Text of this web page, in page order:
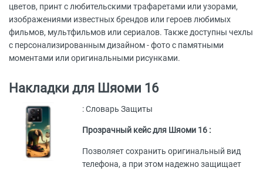
цветов, принт с любительскими трафаретами или узорами,
изображениями известных брендов или героев любимых
фильмов, мультфильмов или сериалов. Также доступны чехлы
с персонализированным дизайном - фото с памятными
моментами или оригинальными рисунками.
Накладки для Шяоми 16
: Словарь Защиты
Прозрачный кейс для Шяоми 16 :
Позволяет сохранить оригинальный вид
телефона, а при этом надежно защищает